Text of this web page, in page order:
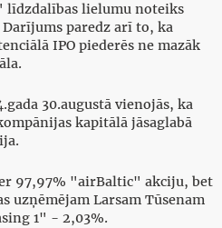
līdzdalības lielumu noteiks
paredz arī to, ka
IPO piederēs ne mazāk
30.augustā vienojās, ka
kapitālā jāsaglabā
97,97% "airBaltic" akciju, bet
uzņēmējam Larsam Tūsenam
1" - 2,03%.